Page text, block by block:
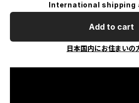
International shipping
Add to cart
日本国内にお住まいの